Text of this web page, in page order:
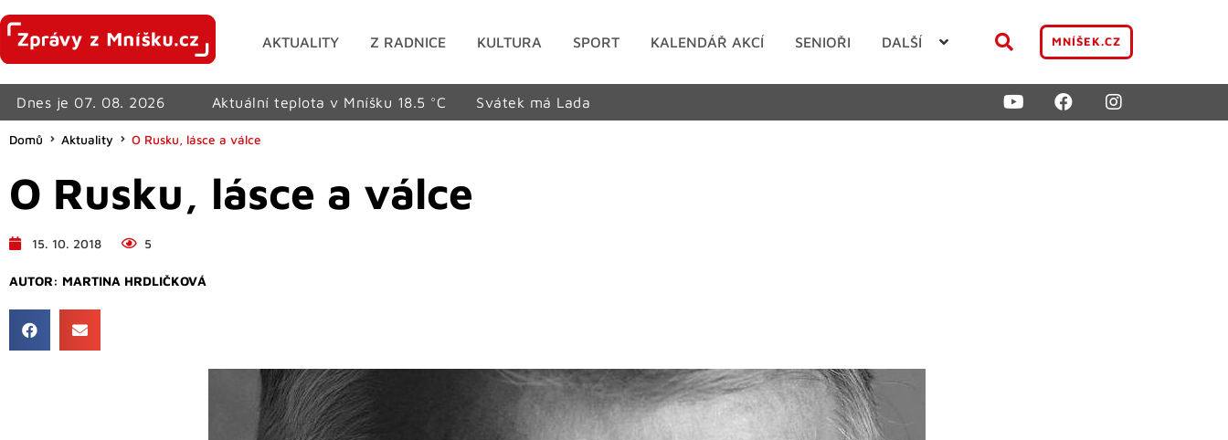
AKTUALITY Z RADNICE KULTURA SPORT KALENDÁŘ AKCÍ SENIOŘI DALŠÍ MNÍŠEK.CZ
Dnes je 07. 08. 2026 Aktuální teplota v Mníšku 18.5 °C Svátek má Lada
Domů Aktuality O Rusku, lásce a válce
O Rusku, lásce a válce
15. 10. 2018 5
AUTOR: MARTINA HRDLIČKOVÁ